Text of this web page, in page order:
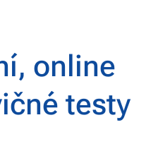
online
testy